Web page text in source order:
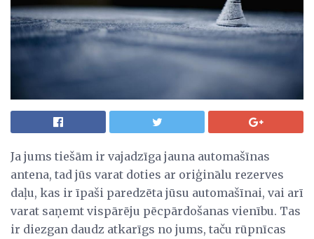
Ja jums tiešām ir vajadzīga jauna automašīnas
antena, tad jūs varat doties ar oriģinālu rezerves
daļu, kas ir īpaši paredzēta jūsu automašīnai, vai arī
varat saņemt vispārēju pēcpārdošanas vienību. Tas
ir diezgan daudz atkarīgs no jums, taču rūpnīcas